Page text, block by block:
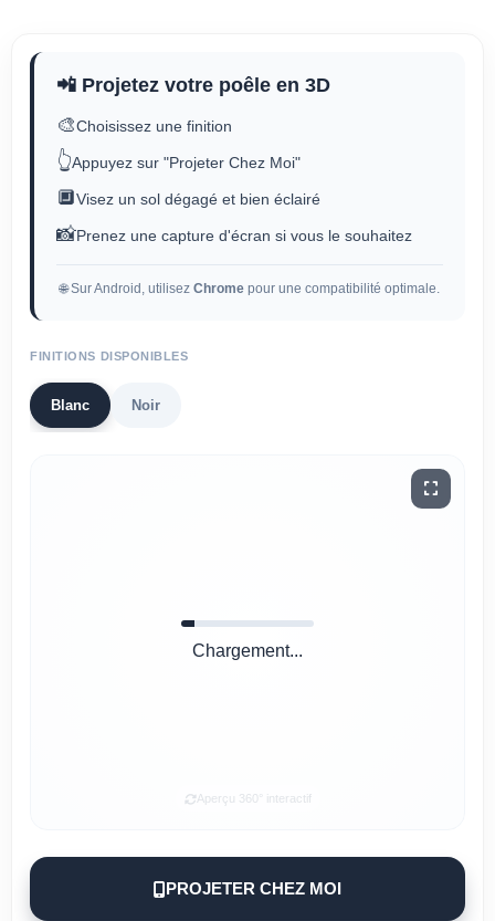
📲 Projetez votre poêle en 3D
🎨Choisissez une finition
👆Appuyez sur "Projeter Chez Moi"
🔲Visez un sol dégagé et bien éclairé
📸Prenez une capture d'écran si vous le souhaitez
🌐 Sur Android, utilisez Chrome pour une compatibilité optimale.
FINITIONS DISPONIBLES
Blanc Noir
Chargement...
Aperçu 360° interactif
PROJETER CHEZ MOI